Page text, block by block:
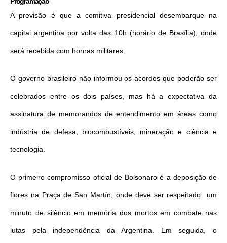
A previsão é que a comitiva presidencial desembarque na
capital argentina por volta das 10h (horário de Brasília), onde
será recebida com honras militares.
O governo brasileiro não informou os acordos que poderão ser
celebrados entre os dois países, mas há a expectativa da
assinatura de memorandos de entendimento em áreas como
indústria de defesa, biocombustíveis, mineração e ciência e
tecnologia.
O primeiro compromisso oficial de Bolsonaro é a deposição de
flores na Praça de San Martín, onde deve ser respeitado um
minuto de silêncio em memória dos mortos em combate nas
lutas pela independência da Argentina. Em seguida, o